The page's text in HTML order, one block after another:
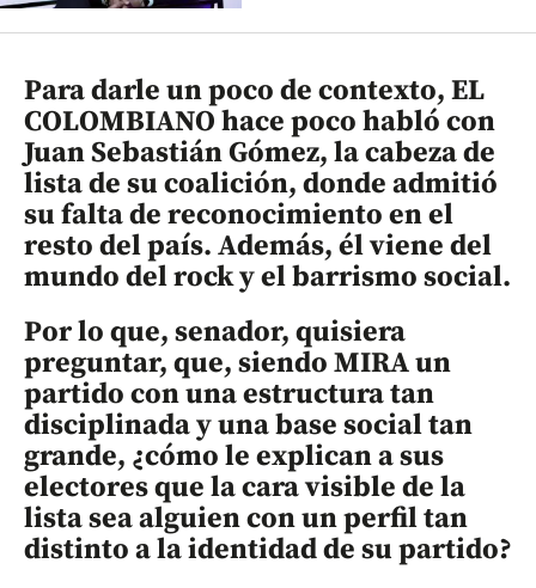
Para darle un poco de contexto, EL
COLOMBIANO hace poco habló con
Juan Sebastián Gómez, la cabeza de
lista de su coalición, donde admitió
su falta de reconocimiento en el
resto del país. Además, él viene del
mundo del rock y el barrismo social.
Por lo que, senador, quisiera
preguntar, que, siendo MIRA un
partido con una estructura tan
disciplinada y una base social tan
grande, ¿cómo le explican a sus
electores que la cara visible de la
lista sea alguien con un perfil tan
distinto a la identidad de su partido?